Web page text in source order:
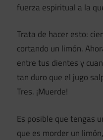
fuerza espiritual a la
Trata de hacer esto:
cortando un limón.
entre tus dientes y
tan duro que el jugo
Tres. ¡Muerde!
Es posible que tengas
que es morder un